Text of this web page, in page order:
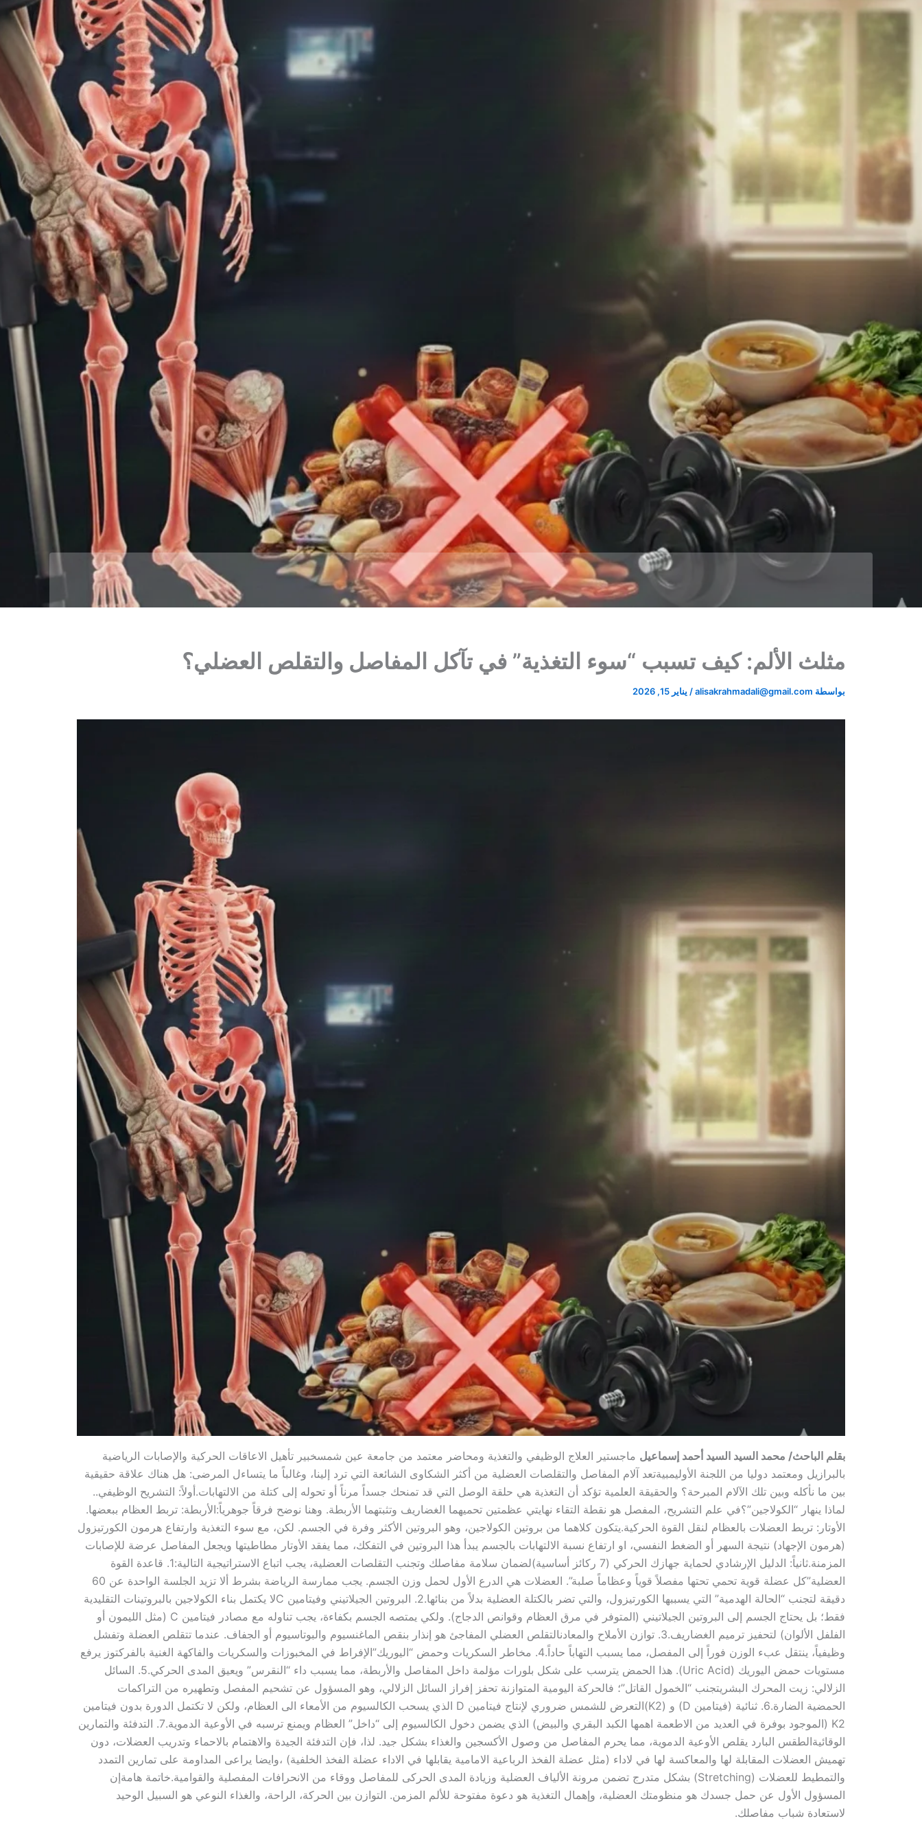
مثلث الألم: كيف تسبب “سوء التغذية” في تآكل المفاصل والتقلص العضلي؟
بواسطة alisakrahmadali@gmail.com
/ يناير 15, 2026
​بقلم الباحث/ محمد السيد السيد أحمد إسماعيل ماجستير العلاج الوظيفي والتغذية ومحاضر معتمد من جامعة عين شمسخبير تأهيل الاعاقات الحركية والإصابات الرياضية
بالبرازيل ومعتمد دوليا من اللجنة الأوليمبية​تعد آلام المفاصل والتقلصات العضلية من أكثر الشكاوى الشائعة التي ترد إلينا، وغالباً ما يتساءل المرضى: هل هناك علاقة حقيقية
بين ما نأكله وبين تلك الآلام المبرحة؟ والحقيقة العلمية تؤكد أن التغذية هي حلقة الوصل التي قد تمنحك جسداً مرناً أو تحوله إلى كتلة من الالتهابات.​أولاً: التشريح الوظيفي..
لماذا ينهار “الكولاجين”؟​في علم التشريح، المفصل هو نقطة التقاء نهايتي عظمتين تحميهما الغضاريف وتثبتهما الأربطة. وهنا نوضح فرقاً جوهرياً:​الأربطة: تربط العظام ببعضها.​
الأوتار: تربط العضلات بالعظام لنقل القوة الحركية.​يتكون كلاهما من بروتين الكولاجين، وهو البروتين الأكثر وفرة في الجسم. لكن، مع سوء التغذية وارتفاع هرمون الكورتيزول
(هرمون الإجهاد) نتيجة السهر أو الضغط النفسي، او ارتفاع نسبة الالتهابات بالجسم يبدأ هذا البروتين في التفكك، مما يفقد الأوتار مطاطيتها ويجعل المفاصل عرضة للإصابات
المزمنة.​ثانياً: الدليل الإرشادي لحماية جهازك الحركي (7 ركائز أساسية)​لضمان سلامة مفاصلك وتجنب التقلصات العضلية، يجب اتباع الاستراتيجية التالية:​1. قاعدة القوة
العضلية​”كل عضلة قوية تحمي تحتها مفصلاً قوياً وعظاماً صلبة”. العضلات هي الدرع الأول لحمل وزن الجسم. يجب ممارسة الرياضة بشرط ألا تزيد الجلسة الواحدة عن 60
دقيقة لتجنب “الحالة الهدمية” التي يسببها الكورتيزول، والتي تضر بالكتلة العضلية بدلاً من بنائها.​2. البروتين الجيلاتيني وفيتامين C​لا يكتمل بناء الكولاجين بالبروتينات التقليدية
فقط؛ بل يحتاج الجسم إلى البروتين الجيلاتيني (المتوفر في مرق العظام وقوانص الدجاج). ولكي يمتصه الجسم بكفاءة، يجب تناوله مع مصادر فيتامين C (مثل الليمون أو
الفلفل الألوان) لتحفيز ترميم الغضاريف.​3. توازن الأملاح والمعادن​التقلص العضلي المفاجئ هو إنذار بنقص الماغنسيوم والبوتاسيوم أو الجفاف. عندما تتقلص العضلة وتفشل
وظيفياً، ينتقل عبء الوزن فوراً إلى المفصل، مما يسبب التهاباً حاداً.​4. مخاطر السكريات وحمض “اليوريك”​الإفراط في المخبوزات والسكريات والفاكهة الغنية بالفركتوز يرفع
مستويات حمض اليوريك (Uric Acid). هذا الحمض يترسب على شكل بلورات مؤلمة داخل المفاصل والأربطة، مما يسبب داء “النقرس” ويعيق المدى الحركي.​5. السائل
الزلالي: زيت المحرك البشري​تجنب “الخمول القاتل”؛ فالحركة اليومية المتوازنة تحفز إفراز السائل الزلالي، وهو المسؤول عن تشحيم المفصل وتطهيره من التراكمات
الحمضية الضارة.​6. ثنائية (فيتامين D) و (K2)​التعرض للشمس ضروري لإنتاج فيتامين D الذي يسحب الكالسيوم من الأمعاء الى العظام، ولكن لا تكتمل الدورة بدون فيتامين
K2 (الموجود بوفرة في العديد من الاطعمة اهمها الكبد البقري والبيض) الذي يضمن دخول الكالسيوم إلى “داخل” العظام ويمنع ترسبه في الأوعية الدموية.​7. التدفئة والتمارين
الوقائية​الطقس البارد يقلص الأوعية الدموية، مما يحرم المفاصل من وصول الأكسجين والغذاء بشكل جيد. لذا، فإن التدفئة الجيدة والاهتمام بالاحماء وتدريب العضلات، دون
تهميش العضلات المقابلة لها والمعاكسة لها في لاداء (مثل عضلة الفخذ الرباعية الامامية يقابلها في الاداء عضلة الفخذ الخلفية) ،وايضا يراعى المداومة على تمارين التمدد
والتمطيط للعضلات (Stretching) بشكل متدرج تضمن مرونة الألياف العضلية وزيادة المدى الحركى للمفاصل ووقاء من الانحرافات المفصلية والقوامية.​خاتمة هامة​إن
المسؤول الأول عن حمل جسدك هو منظومتك العضلية، وإهمال التغذية هو دعوة مفتوحة للألم المزمن. التوازن بين الحركة، الراحة، والغذاء النوعي هو السبيل الوحيد
لاستعادة شباب مفاصلك.